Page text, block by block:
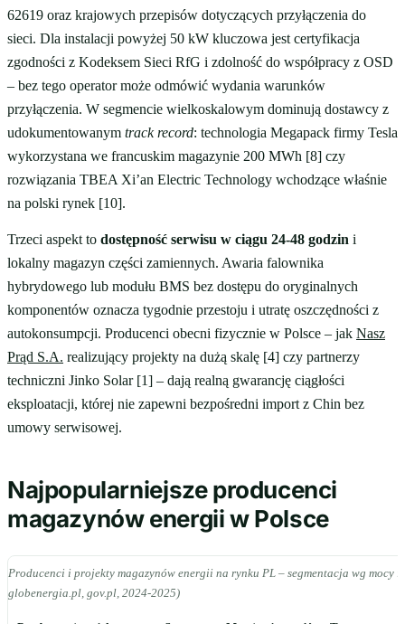
62619 oraz krajowych przepisów dotyczących przyłączenia do
sieci. Dla instalacji powyżej 50 kW kluczowa jest certyfikacja
zgodności z Kodeksem Sieci RfG i zdolność do współpracy z OSD
– bez tego operator może odmówić wydania warunków
przyłączenia. W segmencie wielkoskalowym dominują dostawcy z
udokumentowanym track record: technologia Megapack firmy Tesla
wykorzystana we francuskim magazynie 200 MWh [8] czy
rozwiązania TBEA Xi’an Electric Technology wchodzące właśnie
na polski rynek [10].
Trzeci aspekt to dostępność serwisu w ciągu 24-48 godzin i
lokalny magazyn części zamiennych. Awaria falownika
hybrydowego lub modułu BMS bez dostępu do oryginalnych
komponentów oznacza tygodnie przestoju i utratę oszczędności z
autokonsumpcji. Producenci obecni fizycznie w Polsce – jak Nasz
Prąd S.A. realizujący projekty na dużą skalę [4] czy partnerzy
techniczni Jinko Solar [1] – dają realną gwarancję ciągłości
eksploatacji, której nie zapewni bezpośredni import z Chin bez
umowy serwisowej.
Najpopularniejsze producenci
magazynów energii w Polsce
Producenci i projekty magazynów energii na rynku PL – segmentacja wg mocy i
globenergia.pl, gov.pl, 2024-2025)